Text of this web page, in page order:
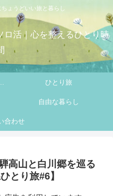
ょうどいい旅と暮らし
ロ活｜心を整えるひとり時
旅を楽しむ 50代 フミの自己紹介 ひとり旅
自由な暮らし
合わせ
高山と白川郷を巡る
とり旅#6】